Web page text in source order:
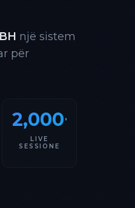
një sistem
për
2,000+
LIVE
SESSIONE